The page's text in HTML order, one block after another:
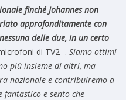
finché Johannes non
approfonditamente con
delle due, in un certo
di TV2 -. Siamo ottimi
più insieme di altri, ma
nazionale e contribuiremo a
fantastico e sento che